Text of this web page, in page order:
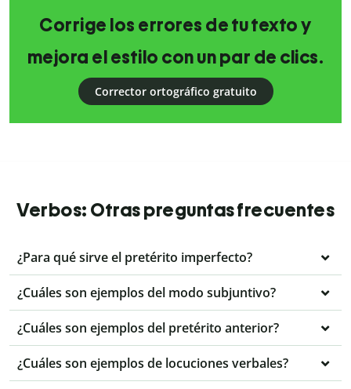
Corrige los errores de tu texto y
mejora el estilo con un par de clics.
Corrector ortográfico gratuito
Verbos: Otras preguntas frecuentes
¿Para qué sirve el pretérito imperfecto?
¿Cuáles son ejemplos del modo subjuntivo?
¿Cuáles son ejemplos del pretérito anterior?
¿Cuáles son ejemplos de locuciones verbales?